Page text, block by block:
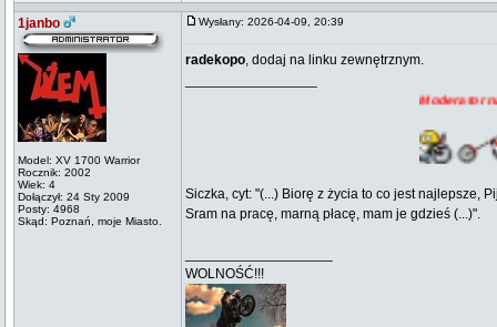
1janbo
Model: XV 1700 Warrior
Rocznik: 2002
Wiek: 4
Dołączył: 24 Sty 2009
Posty: 4968
Skąd: Poznań, moje Miasto.
Wysłany: 2026-04-09, 20:39
radekopo, dodaj na linku zewnętrznym.
Moderator na
Siczka, cyt: "(...) Biorę z życia to co jest najlepsze,
Sram na pracę, marną płacę, mam je gdzieś (...)".
WOLNOŚĆ!!!